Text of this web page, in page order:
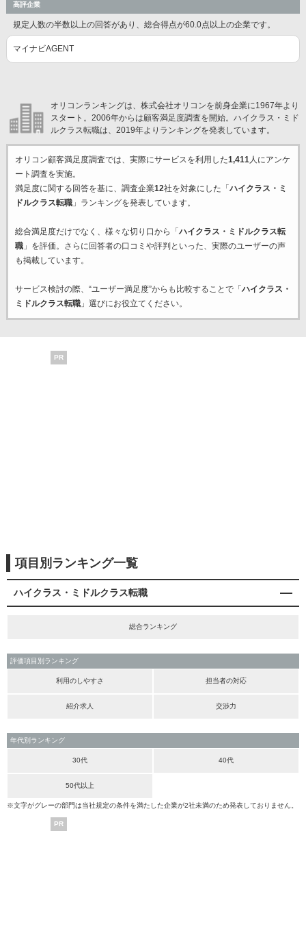
高評企業
規定人数の半数以上の回答があり、総合得点が60.0点以上の企業です。
マイナビAGENT
オリコンランキングは、株式会社オリコンを前身企業に1967年より
スタート。2006年からは顧客満足度調査を開始。ハイクラス・ミド
ルクラス転職は、2019年よりランキングを発表しています。
オリコン顧客満足度調査では、実際にサービスを利用した1,411人にアンケ
ート調査を実施。
満足度に関する回答を基に、調査企業12社を対象にした「 ハイクラス・ミ
ドルクラス転職」ランキングを発表しています。
総合満足度だけでなく、様々な切り口から「 ハイクラス・ミドルクラス転
職」を評価。さらに回答者の口コミや評判といった、実際のユーザーの声
も掲載しています。
サービス検討の際、“ユーザー満足度”からも比較することで「 ハイクラス・
ミドルクラス転職」選びにお役立てください。
PR
項目別ランキング一覧
ハイクラス・ミドルクラス転職
総合ランキング
評価項目別ランキング
利用のしやすさ 担当者の対応
紹介求人 交渉力
年代別ランキング
30代 40代
50代以上
※文字がグレーの部門は当社規定の条件を満たした企業が2社未満のため発表しておりません。
PR